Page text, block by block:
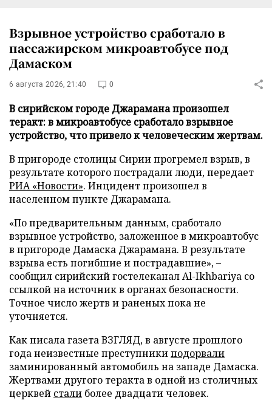
Взрывное устройство сработало в
пассажирском микроавтобусе под
Дамаском
6 августа 2026, 21:40 0
В сирийском городе Джарамана произошел
теракт: в микроавтобусе сработало взрывное
устройство, что привело к человеческим жертвам.
В пригороде столицы Сирии прогремел взрыв, в
результате которого пострадали люди, передает
РИА «Новости». Инцидент произошел в
населенном пункте Джарамана.
«По предварительным данным, сработало
взрывное устройство, заложенное в микроавтобус
в пригороде Дамаска Джарамана. В результате
взрыва есть погибшие и пострадавшие», –
сообщил сирийский гостелеканал Al-Ikhbariya со
ссылкой на источник в органах безопасности.
Точное число жертв и раненых пока не
уточняется.
Как писала газета ВЗГЛЯД, в августе прошлого
года неизвестные преступникиподорвали
заминированный автомобиль на западе Дамаска.
Жертвами другого теракта в одной из столичных
церквей стали более двадцати человек.